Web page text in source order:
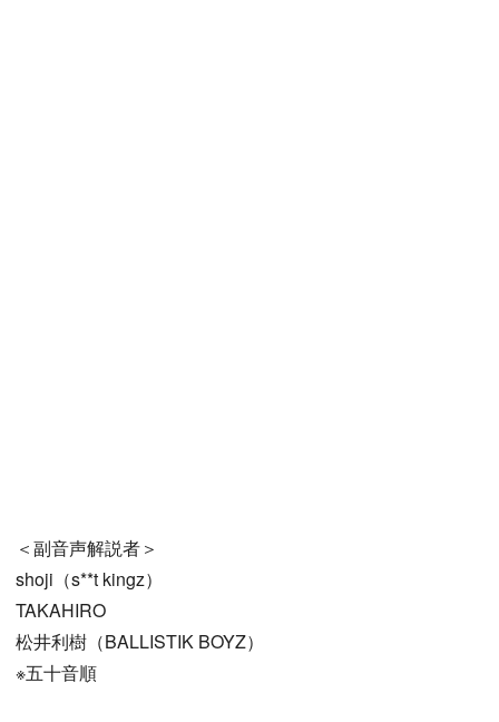
＜副音声解説者＞
shoji（s**t kingz）
TAKAHIRO
松井利樹（BALLISTIK BOYZ）
※五十音順